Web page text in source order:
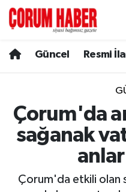
Güncel Resmi
Çorum'da
sağanak
Çorum'da etkili olan
Spor
Resmi İlanlar
Alaca
Hava Durumu
Çorum Namaz
Trafik Durumu
Süper Lig Puan